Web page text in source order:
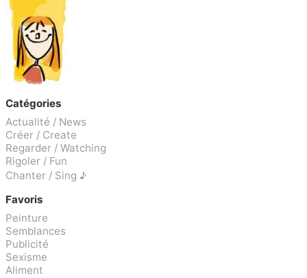
Catégories
Actualité / News
Créer / Create
Regarder / Watching
Rigoler / Fun
Chanter / Sing ♪
Favoris
Peinture
Semblances
Publicité
Sexisme
Aliment